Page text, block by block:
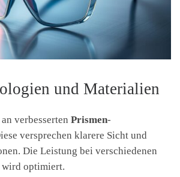
und Materialien
verbesserten Prismen-
versprechen klarere Sicht und
Die Leistung bei verschiedenen
optimiert.